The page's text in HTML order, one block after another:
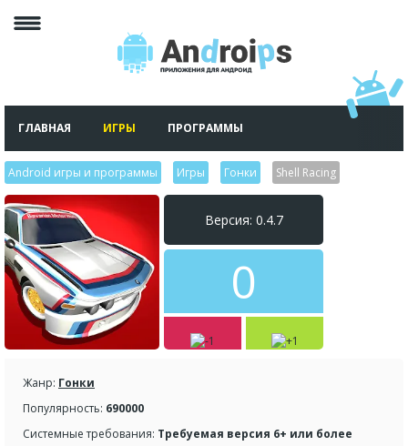
ГЛАВНАЯ ИГРЫ ПРОГРАММЫ
Android игры и программы Игры Гонки Shell Racing
Версия: 0.4.7
0
Жанр: Гонки
Популярность: 690000
Системные требования: Требуемая версия 6+ или более